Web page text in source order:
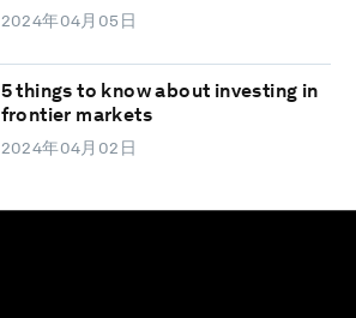
2024年04月05日
5 things to know about investing in
frontier markets
2024年04月02日